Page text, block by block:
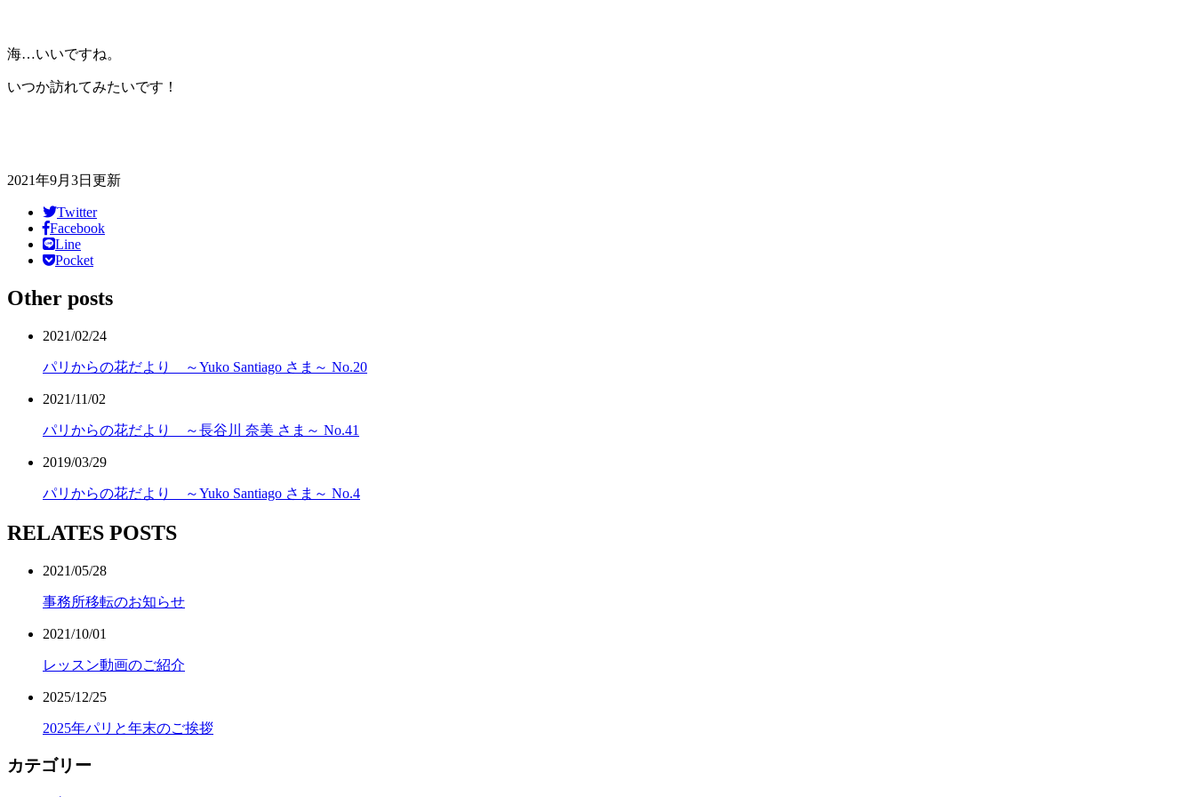
海…いいですね。
いつか訪れてみたいです！
2021年9月3日更新
Twitter
Facebook
Line
Pocket
Other posts
2021/02/24
パリからの花だより ～Yuko Santiago さま～ No.20
2021/11/02
パリからの花だより ～長谷川 奈美 さま～ No.41
2019/03/29
パリからの花だより ～Yuko Santiago さま～ No.4
RELATES POSTS
2021/05/28
事務所移転のお知らせ
2021/10/01
レッスン動画のご紹介
2025/12/25
2025年パリと年末のご挨拶
カテゴリー